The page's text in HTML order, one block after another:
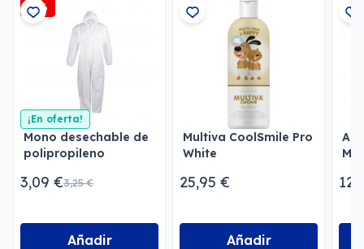
-5%
¡En oferta!
Mono desechable de
polipropileno
3,09 €3,25 €
Añadir
Multiva CoolSmile Pro
White
25,95 €
Añadir